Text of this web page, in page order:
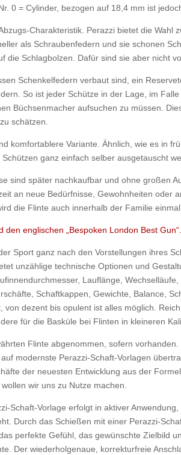
0 = Cylinder, bezogen auf 18,4 mm ist
Charakteristik. Perazzi bietet die
als Schraubenfedern und sie schonen
die Schlagbolzen. Dafür sind sie aber nicht
Schenkelfedern verbaut sind, ein
So ist jeder Schütze in der Lage, im
Büchsenmacher aufsuchen zu müssen.
schätzen.
komfortablere Variante. Ähnlich, wie es in
ganz einfach selber ausgetauscht
sind später nachkaufbar und ohne großen
an neue Bedürfnisse, Gewohnheiten
die Flinte auch innerhalb der Familie
englischen „Bespoken London Best Gun“.
Sport ganz nach den Vorstellungen ihres
unzählige technische Optionen und
Lauflänge,
Schaftkappen, Gewichte, Balance,
dezent bis opulent ist alles möglich.
für die Basküle bei Flinten in kleineren
Flinte abgenommen, sofern
modernste Perazzi-Schaft-Vorlagen
der neuesten Entwicklung aus der
wir uns zu Nutze machen.
Schaft-Vorlage erfolgt in aktiver
Durch das Schießen mit einer Perazzi-
perfekte Gefühl, das gewünschte Zielbild
Der wiederholgenaue, korrekturfreie